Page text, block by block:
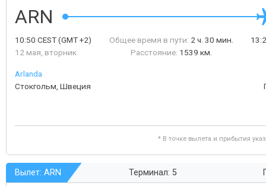
ARN
10:50 CEST(GMT +2)
12 мая, вторник
Общее время в пути: 2 ч. 30 мин.
Расстояние: 1539 км.
Arlanda
Стокгольм, Швеция
* В точке вылета и прибытия
Вылет: ARN Терминал: 5